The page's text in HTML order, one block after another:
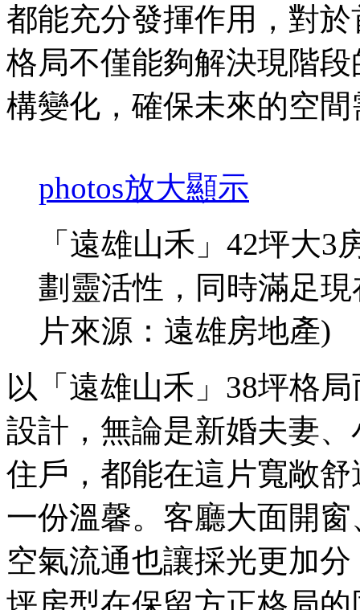
都能充分發揮作用，對
格局不僅能夠解決現階
構變化，確保未來的空
photos放大顯示
「遠雄山禾」42坪大
劃靈活性，同時滿足
片來源：遠雄房地產)
以「遠雄山禾」38坪格
設計，無論是新婚夫妻
住戶，都能在這片寬敞
一份溫馨。客廳大面開
空氣流通也讓採光更加